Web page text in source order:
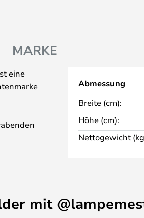
MARKE
eine
Haustür,
Abmessung
Breite (cm):
Höhe (cm):
Nettogewicht
mit